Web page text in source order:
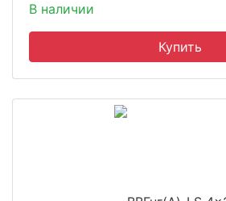
В наличии